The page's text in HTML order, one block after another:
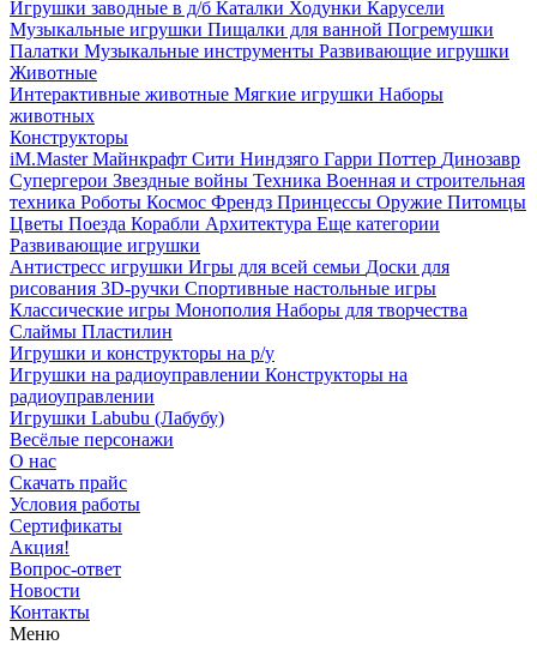
Игрушки заводные в д/б Каталки Ходунки Карусели
Музыкальные игрушки Пищалки для ванной Погремушки
Палатки Музыкальные инструменты Развивающие игрушки
Животные
Интерактивные животные Мягкие игрушки Наборы
животных
Конструкторы
iM.Master Майнкрафт Сити Ниндзяго Гарри Поттер Динозавр
Супергерои Звездные войны Техника Военная и строительная
техника Роботы Космос Френдз Принцессы Оружие Питомцы
Цветы Поезда Корабли Архитектура Еще категории
Развивающие игрушки
Антистресс игрушки Игры для всей семьи Доски для
рисования 3D-ручки Спортивные настольные игры
Классические игры Монополия Наборы для творчества
Слаймы Пластилин
Игрушки и конструкторы на р/у
Игрушки на радиоуправлении Конструкторы на
радиоуправлении
Игрушки Labubu (Лабубу)
Весёлые персонажи
О нас
Скачать прайс
Условия работы
Сертификаты
Акция!
Вопрос-ответ
Новости
Контакты
Меню